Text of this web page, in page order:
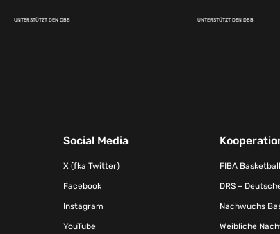
UNTERSTÜTZT DEN DBB UNTERSTÜTZT DEN DBB
Social Media
X (fka Twitter)
Facebook
Instagram
YouTube
FIBA
DRS –
Nachwuchs
Weibliche